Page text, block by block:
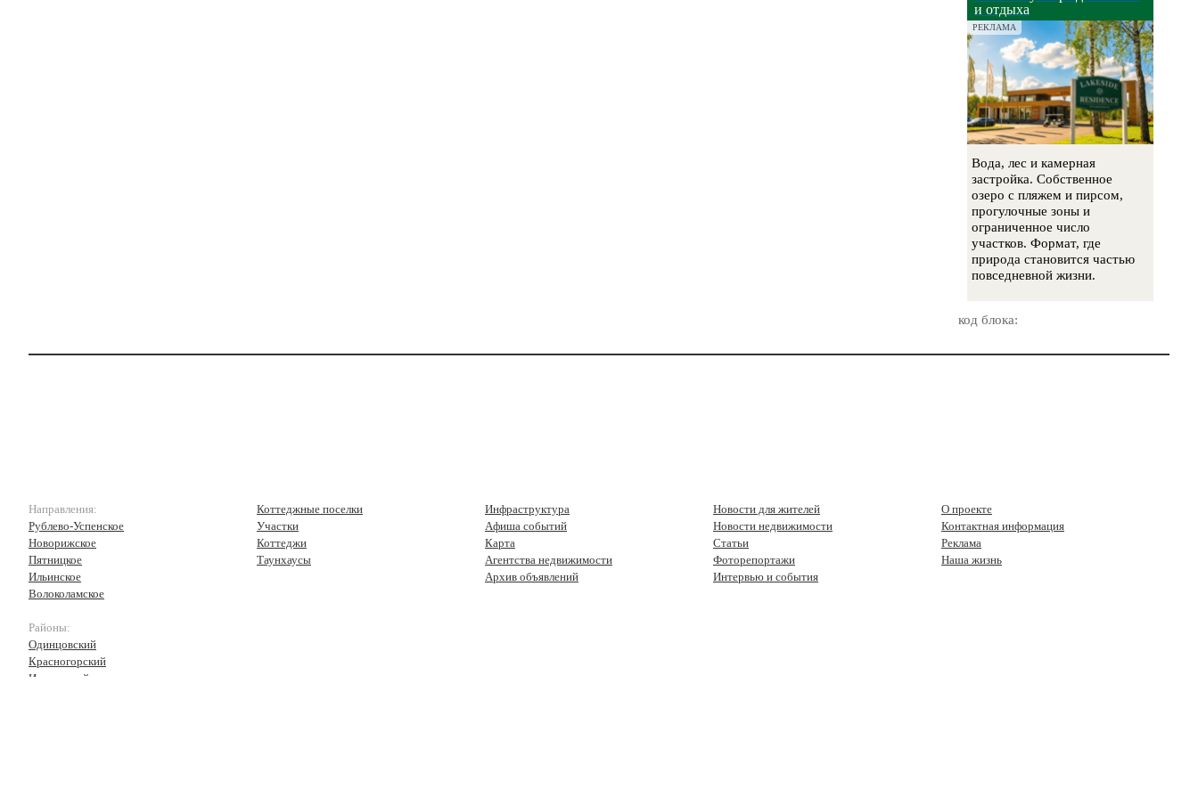
и отдыха
РЕКЛАМА
Вода, лес и камерная
застройка. Собственное
озеро с пляжем и пирсом,
прогулочные зоны и
ограниченное число
участков. Формат, где
природа становится частью
повседневной жизни.
код блока:
Направления:
Рублево-Успенское
Новорижское
Пятницкое
Ильинское
Волоколамское
Районы:
Одинцовский
Красногорский
Истринский
Коттеджные поселки
Участки
Коттеджи
Таунхаусы
Инфраструктура
Афиша событий
Карта
Агентства недвижимости
Архив объявлений
Новости для жителей
Новости недвижимости
Статьи
Фоторепортажи
Интервью и события
О проекте
Контактная информация
Реклама
Наша жизнь